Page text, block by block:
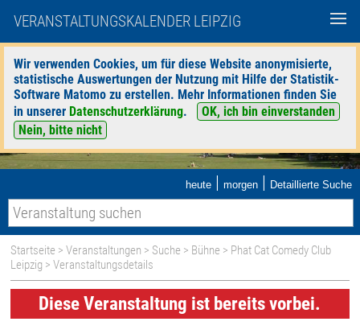
VERANSTALTUNGSKALENDER LEIPZIG
Wir verwenden Cookies, um für diese Website anonymisierte,
statistische Auswertungen der Nutzung mit Hilfe der Statistik-
Software Matomo zu erstellen. Mehr Informationen finden Sie
in unserer Datenschutzerklärung.
OK, ich bin einverstanden
Nein, bitte nicht
heute | morgen | Detaillierte Suche
Startseite >Veranstaltungen > Suche > Bühne > Phat Cat Comedy Club
Leipzig > Veranstaltungsdetails
Diese Veranstaltung ist bereits vorbei.